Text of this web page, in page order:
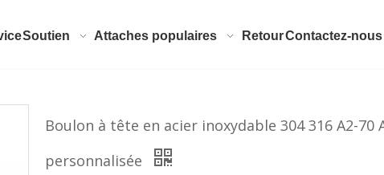
Soutien Attaches populaires RetourContactez-nous
Boulon à tête en acier inoxydable 304 316 A2-70
personnalisée